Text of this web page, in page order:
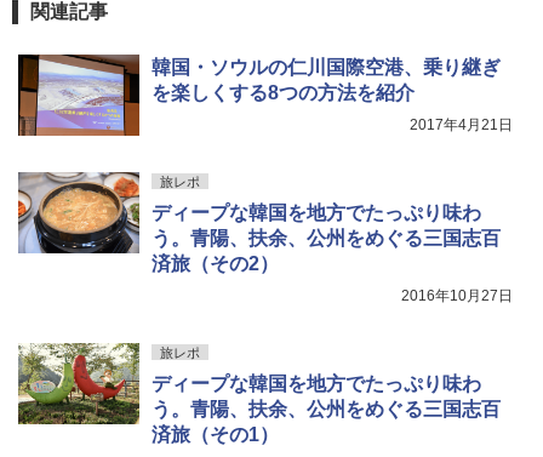
関連記事
韓国・ソウルの仁川国際空港、乗り継ぎ
を楽しくする8つの方法を紹介
2017年4月21日
旅レポ
ディープな韓国を地方でたっぷり味わ
う。青陽、扶余、公州をめぐる三国志百
済旅（その2）
2016年10月27日
旅レポ
ディープな韓国を地方でたっぷり味わ
う。青陽、扶余、公州をめぐる三国志百
済旅（その1）